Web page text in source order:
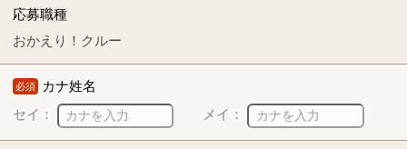
応募職種
おかえり！クルー
必須 カナ姓名
セイ：
メイ：